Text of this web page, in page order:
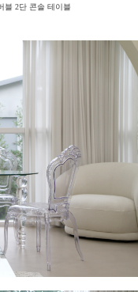
블 2단 콘솔 테이블